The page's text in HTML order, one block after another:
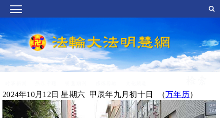
2024年10月12日 星期六 甲辰年九月初十日 （万年历）